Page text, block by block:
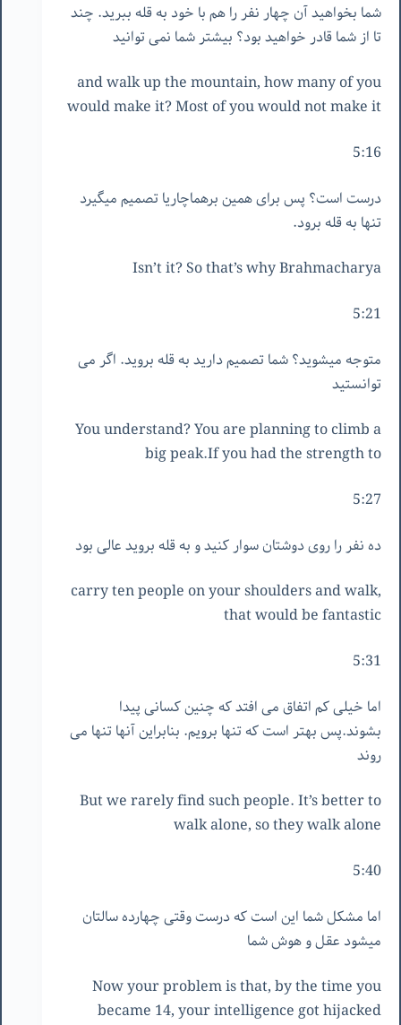
شما بخواهید آن چهار نفر را هم با خود به قله ببرید. چند
تا از شما قادر خواهید بود؟ بیشتر شما نمی توانید
and walk up the mountain, how many of you
would make it? Most of you would not make it
5:16
درست است؟ پس برای همین برهماچاریا تصمیم میگیرد
تنها به قله برود.
Isn’t it? So that’s why Brahmacharya
5:21
متوجه میشوید؟ شما تصمیم دارید به قله بروید. اگر می
توانستید
You understand? You are planning to climb a
big peak.If you had the strength to
5:27
ده نفر را روی دوشتان سوار کنید و به قله بروید عالی بود
carry ten people on your shoulders and walk,
that would be fantastic
5:31
اما خیلی کم اتفاق می افتد که چنین کسانی پیدا
بشوند.پس بهتر است که تنها برویم. بنابراین آنها تنها می
روند
But we rarely find such people. It’s better to
walk alone, so they walk alone
5:40
اما مشکل شما این است که درست وقتی چهارده سالتان
میشود عقل و هوش شما
Now your problem is that, by the time you
became 14, your intelligence got hijacked